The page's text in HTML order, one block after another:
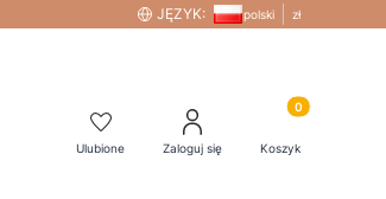
JĘZYK: polski zł
Ulubione Zaloguj się
Produkty w
Koszyk